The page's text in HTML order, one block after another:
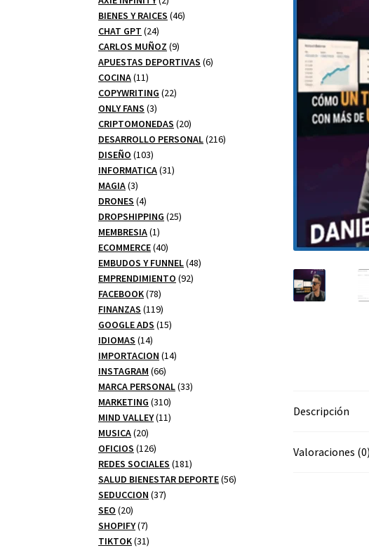
Descripción
Valoraciones (0)
productos
BIENES Y RAICES 4646
CHAT GPT 2424
productos
CARLOS MUÑOZ 99
productos
APUESTAS DEPORTIVAS 66
COCINA 1111
productos
COPYWRITING 2222
ONLY FANS 33
productos
CRIPTOMONEDAS 2020
productos
DESARROLLO PERSONAL 216216
DISEÑO 103103
productos
INFORMATICA 3131
MAGIA 33
productos
DRONES 44
productos
DROPSHIPPING 2525
MEMBRESIA 11
producto
ECOMMERCE 4040
productos
EMBUDOS Y FUNNEL 4848
EMPRENDIMIENTO 9292
FACEBOOK 7878
productos
FINANZAS 119119
productos
GOOGLE ADS 1515
IDIOMAS 1414
productos
IMPORTACION 1414
INSTAGRAM 6666
productos
MARCA PERSONAL 3333
MARKETING 310310
productos
MIND VALLEY 1111
MUSICA 2020
productos
OFICIOS 126126
productos
REDES SOCIALES 181181
productos
SALUD BIENESTAR DEPORTE 5656
SEDUCCION 3737
SEO 2020
productos
SHOPIFY 77
productos
TIKTOK 3131